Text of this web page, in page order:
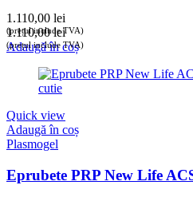
1.110,00 lei
(prețul include TVA)
1.110,00lei
(prețul include TVA)
Adaugă în coș
Quick view
Adaugă în coș
Plasmogel
Eprubete PRP New Life